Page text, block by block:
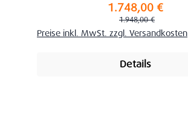
Verkaufspreis:1.748,00 €
Regulärer Preis:
1.948,00 €
Preise inkl. MwSt. zzgl. Versandkosten
Details